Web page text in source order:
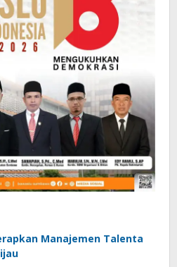
Manajemen Talenta